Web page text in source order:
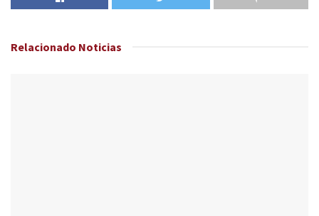
Relacionado Noticias